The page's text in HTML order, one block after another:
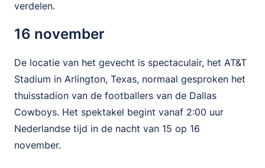
verdelen.
16 november
De locatie van het gevecht is spectaculair, het AT&T
Stadium in Arlington, Texas, normaal gesproken het
thuisstadion van de footballers van de Dallas
Cowboys. Het spektakel begint vanaf 2:00 uur
Nederlandse tijd in de nacht van 15 op 16
november.